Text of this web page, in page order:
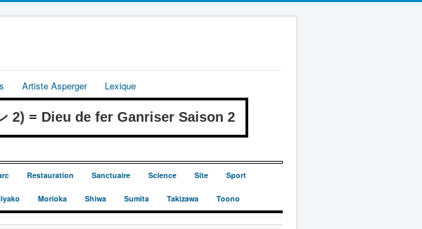
Artiste Asperger Lexique
2) = Dieu de fer Ganriser Saison 2
Restauration Sanctuaire Science Site Sport
Morioka Shiwa Sumita Takizawa Toono